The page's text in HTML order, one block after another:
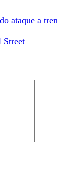
ataque a tren
Street